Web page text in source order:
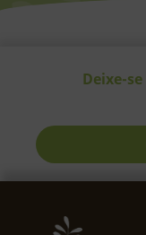
Deixe-